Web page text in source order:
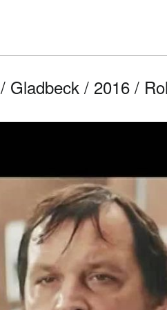
/ Gladbeck / 2016 /